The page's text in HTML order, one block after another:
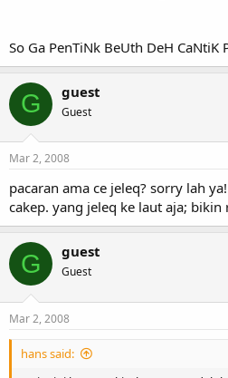
So Ga PenTiNk BeUth DeH CaNtiK
G guest
Guest
Mar 2, 2008
pacaran ama ce jeleq? sorry lah
cakep. yang jeleq ke laut aja; bikin
G guest
Guest
Mar 2, 2008
hans said: